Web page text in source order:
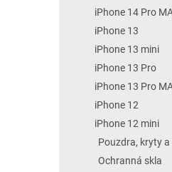
iPhone 14 Pro
iPhone 13
iPhone 13 mini
iPhone 13 Pro
iPhone 13 Pro
iPhone 12
iPhone 12 mini
Pouzdra, kryty
Ochranná skla